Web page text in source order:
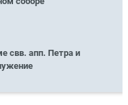
свв. апп. Петра и